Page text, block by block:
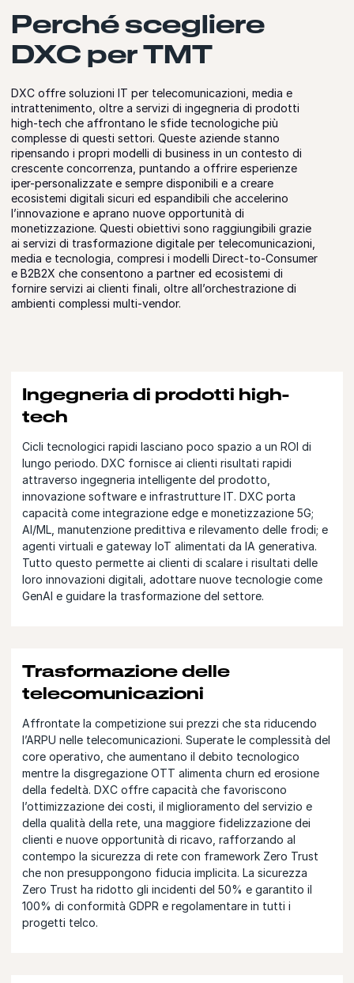
Perché scegliere
DXC per TMT
DXC offre soluzioni IT per telecomunicazioni, media e
intrattenimento, oltre a servizi di ingegneria di prodotti
high-tech che affrontano le sfide tecnologiche più
complesse di questi settori. Queste aziende stanno
ripensando i propri modelli di business in un contesto di
crescente concorrenza, puntando a offrire esperienze
iper-personalizzate e sempre disponibili e a creare
ecosistemi digitali sicuri ed espandibili che accelerino
l’innovazione e aprano nuove opportunità di
monetizzazione. Questi obiettivi sono raggiungibili grazie
ai servizi di trasformazione digitale per telecomunicazioni,
media e tecnologia, compresi i modelli Direct-to-Consumer
e B2B2X che consentono a partner ed ecosistemi di
fornire servizi ai clienti finali, oltre all’orchestrazione di
ambienti complessi multi-vendor.
Ingegneria di prodotti high-
tech
Cicli tecnologici rapidi lasciano poco spazio a un ROI di
lungo periodo. DXC fornisce ai clienti risultati rapidi
attraverso ingegneria intelligente del prodotto,
innovazione software e infrastrutture IT. DXC porta
capacità come integrazione edge e monetizzazione 5G;
AI/ML, manutenzione predittiva e rilevamento delle frodi; e
agenti virtuali e gateway IoT alimentati da IA generativa.
Tutto questo permette ai clienti di scalare i risultati delle
loro innovazioni digitali, adottare nuove tecnologie come
GenAI e guidare la trasformazione del settore.
Trasformazione delle
telecomunicazioni
Affrontate la competizione sui prezzi che sta riducendo
l’ARPU nelle telecomunicazioni. Superate le complessità del
core operativo, che aumentano il debito tecnologico
mentre la disgregazione OTT alimenta churn ed erosione
della fedeltà. DXC offre capacità che favoriscono
l’ottimizzazione dei costi, il miglioramento del servizio e
della qualità della rete, una maggiore fidelizzazione dei
clienti e nuove opportunità di ricavo, rafforzando al
contempo la sicurezza di rete con framework Zero Trust
che non presuppongono fiducia implicita. La sicurezza
Zero Trust ha ridotto gli incidenti del 50% e garantito il
100% di conformità GDPR e regolamentare in tutti i
progetti telco.